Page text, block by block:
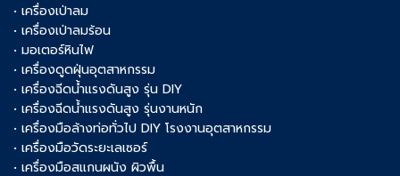
• เครื่องเป่าลม
• เครื่องเป่าลมร้อน
• มอเตอร์หินไฟ
• เครื่องดูดฝุ่นอุตสาหกรรม
• เครื่องฉีดน้ำแรงดันสูง รุ่น DIY
• เครื่องฉีดน้ำแรงดันสูง รุ่นงานหนัก
• เครื่องมือล้างท่อทั่วไป DIY โรงงานอุตสาหกรรม
• เครื่องมือวัดระยะเลเซอร์
• เครื่องมือสแกนผนัง ผิวพื้น